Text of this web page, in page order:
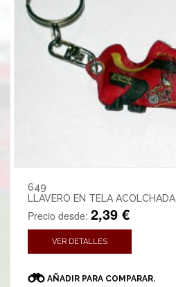
649
LLAVERO EN TELA ACOLCHADA
Precio desde: 2,39 €
VER DETALLES
AÑADIR PARA COMPARAR.